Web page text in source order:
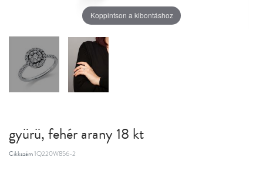
Koppintson a kibontáshoz
gyürü, fehér arany 18 kt
Cikkszám1Q220W856-2